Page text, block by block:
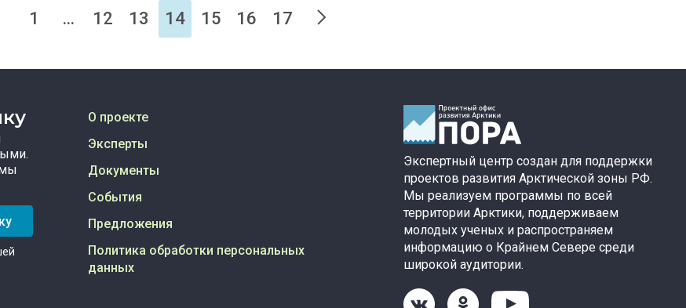
1 ... 12 13 14 15 16 17
О проекте
Эксперты
Документы
События
Предложения
Политика обработки персональных
данных
Экспертный центр создан для поддержки
проектов развития Арктической зоны РФ.
Мы реализуем программы по всей
территории Арктики, поддерживаем
молодых ученых и распространяем
информацию о Крайнем Севере среди
широкой аудитории.